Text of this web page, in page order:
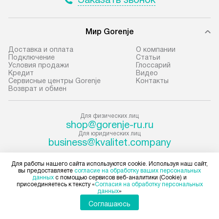
условия доставки у менеджера при
В оговоренный день служба
прибор до подъезда. Если
требуется переместить прибор
до двери квартиры или до места
установки, пожалуйста,
с менеджером. За данную услугу
взимается дополнительная плата.
Учитывайте габариты прибора, если
через дверной проем,
то сотрудники транспортной
службы не могут демонтировать
дверцы, ручки или другие
выступающие элементы, так как
снятие упаковки
отдельных
монтируется в
Производится
по
установку не
коммуникаций,
Мир Gorenje
Доставка и оплата
Подключение
Условия продажи
Кредит
Сервисные центры Gorenje
Возврат и обмен
О компании
Cтатьи
Глоссарий
Видео
Контакты
Для физических лиц
shop@gorenje-ru.ru
Для юридических лиц
business@kvalitet.company
НАПИСАТЬ РУКОВОДСТВУ
Политика конфиденциальности
Условия продажи
Карта сайта
Для работы нашего сайта используются cookie. Используя наш сайт,
вы предоставляете согласие на обработку ваших персональных
данных с помощью сервисов веб-аналитики (Cookie) и
присоединяетесь к тексту «Согласия на обработку персональных
данных»
Соглашаюсь